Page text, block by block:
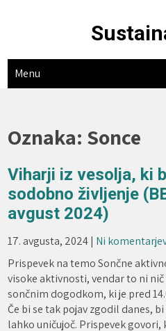
Menu
Oznaka: Sonce
Viharji iz vesolja, ki
sodobno življenje
avgust 2024)
17. avgusta, 2024| Ni
Prispevek na temo Sončne
visoke aktivnosti, vendar to ni
sončnim dogodkom, ki je pred
Če bi se tak pojav zgodil danes,
lahko uničujoč. Prispevek